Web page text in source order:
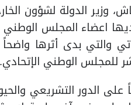
وزير الدولة لشؤون
اعضاء المجلس
والتي بدى أثرها
للمجلس الوطني الإتحادي.
على الدور التشريعي